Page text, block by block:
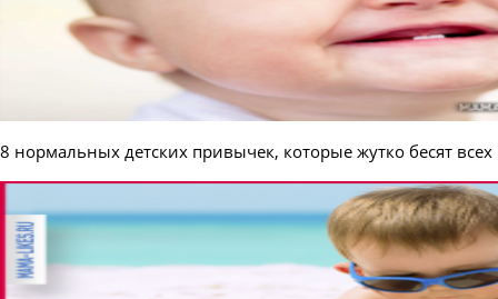
8 нормальных детских привычек, которые жутко бесят